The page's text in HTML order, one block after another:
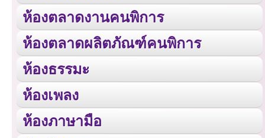
ห้องตลาดงานคนพิการ
ห้องตลาดผลิตภัณฑ์คนพิการ
ห้องธรรมะ
ห้องเพลง
ห้องภาษามือ